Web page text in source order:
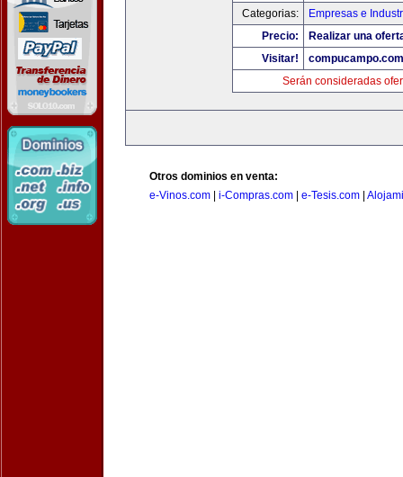
Categorias:
Empresas e
Precio:
Realizar una
Visitar!
compucampo.com
Serán consideradas
Otros dominios en venta:
e-Vinos.com
i-Compras.com e-Tesis.com